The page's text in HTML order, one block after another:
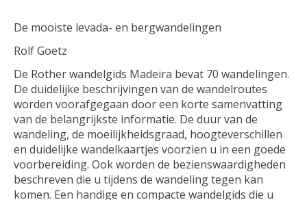
De mooiste levada- en bergwandelingen
Rolf Goetz
De Rother wandelgids Madeira bevat 70 wandelingen.
De duidelijke beschrijvingen van de wandelroutes
worden voorafgegaan door een korte samenvatting
van de belangrijkste informatie. De duur van de
wandeling, de moeilijkheidsgraad, hoogteverschillen
en duidelijke wandelkaartjes voorzien u in een goede
voorbereiding. Ook worden de bezienswaardigheden
beschreven die u tijdens de wandeling tegen kan
komen. Een handige en compacte wandelgids die u